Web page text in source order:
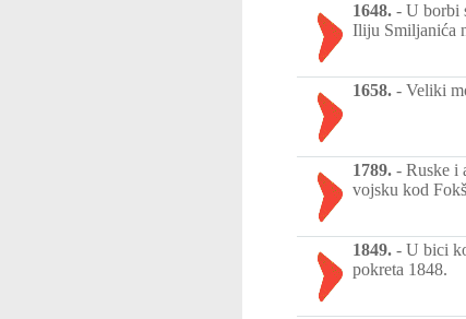
1648. - U borbi
Iliju Smiljanića
1658. - Veliki
1789. - Ruske i
vojsku kod
1849. - U bici
pokreta 1848.